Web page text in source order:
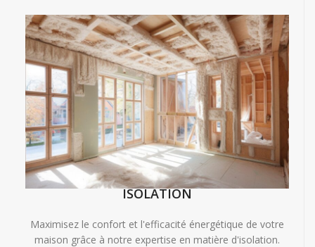
ISOLATION
Maximisez le confort et l'efficacité énergétique de votre
maison grâce à notre expertise en matière d'isolation.